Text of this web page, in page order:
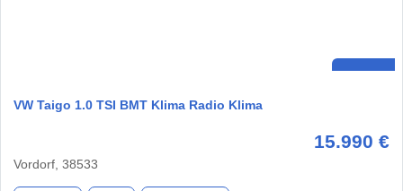
VW Taigo 1.0 TSI BMT Klima Radio Klima
15.990 €
Vordorf, 38533